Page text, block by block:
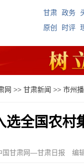
甘肃 政务
原创
时评
网 >> 甘肃新闻 >> 市州
选全国农村
国甘肃网—甘肃日报 编